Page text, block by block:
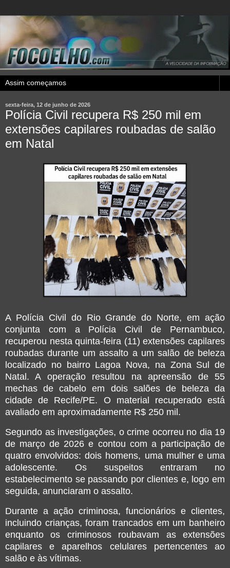
sexta-feira, 12 de junho de 2026
Polícia Civil recupera R$ 250 mil em
extensões capilares roubadas de salão
em Natal
A Polícia Civil do Rio Grande do Norte, em ação
conjunta com a Polícia Civil de Pernambuco,
recuperou nesta quinta-feira (11) extensões capilares
roubadas durante um assalto a um salão de beleza
localizado no bairro Lagoa Nova, na Zona Sul de
Natal. A operação resultou na apreensão de 55
mechas de cabelo em dois salões de beleza da
cidade de Recife/PE. O material recuperado está
avaliado em aproximadamente R$ 250 mil.
Segundo as investigações, o crime ocorreu no dia 19
de março de 2026 e contou com a participação de
quatro envolvidos: dois homens, uma mulher e uma
adolescente. Os suspeitos entraram no
estabelecimento se passando por clientes e, logo em
seguida, anunciaram o assalto.
Durante a ação criminosa, funcionários e clientes,
incluindo crianças, foram trancados em um banheiro
enquanto os criminosos roubavam as extensões
capilares e aparelhos celulares pertencentes ao
salão e às vítimas.